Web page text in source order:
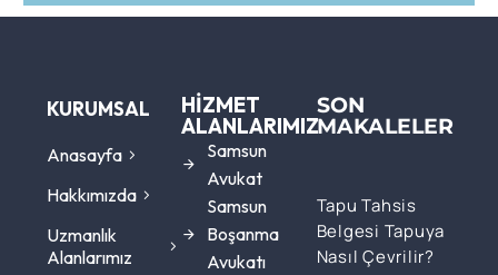
KURUMSAL
Anasayfa
Hakkımızda
Uzmanlık
Alanlarımız
HIZMET
ALANLARIMIZ
Samsun
Avukat
Samsun
Boşanma
Avukatı
SON
MAKALELER
Tapu Tahsis
Belgesi Tapuya
Nasıl Çevrilir?